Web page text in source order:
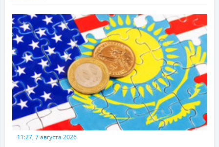
11:27, 7 августа 2026